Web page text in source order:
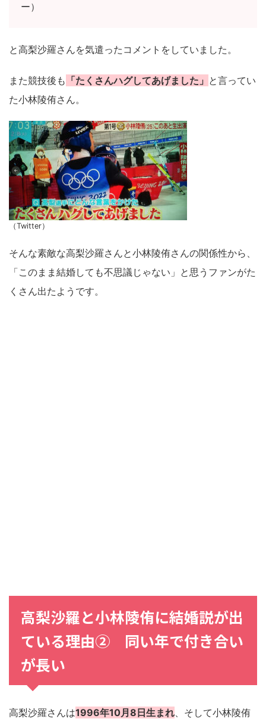
ー）
と高梨沙羅さんを気遣ったコメントをしていました。
また競技後も 「たくさんハグしてあげました」 と言ってい
た小林陵侑さん。
（Twitter）
そんな素敵な高梨沙羅さんと小林陵侑さんの関係性から、
「このまま結婚しても不思議じゃない」と思うファンがた
くさん出たようです。
高梨沙羅と小林陵侑に結婚説が出
ている理由② 同い年で付き合い
が長い
高梨沙羅さんは1996年10月8日生まれ、そして小林陵侑